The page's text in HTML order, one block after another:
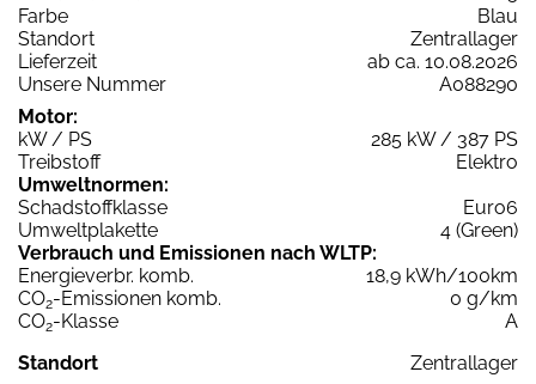
Farbe
Blau
Standort
Zentrallager
Lieferzeit
ab ca. 10.08.2026
Unsere Nummer
A088290
Motor:
kW / PS
285 kW / 387 PS
Treibstoff
Elektro
Umweltnormen:
Schadstoffklasse
Euro6
Umweltplakette
4 (Green)
Verbrauch und Emissionen nach WLTP:
Energieverbr. komb.
18,9 kWh/100km
CO2-Emissionen komb.
0 g/km
CO2-Klasse
A
Standort
Zentrallager